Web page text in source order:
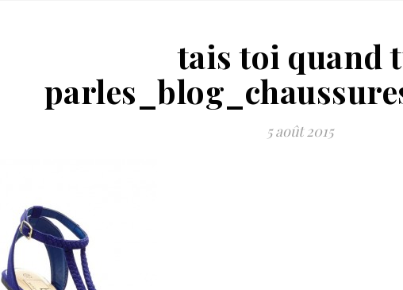
tais toi quand
5 août 2015